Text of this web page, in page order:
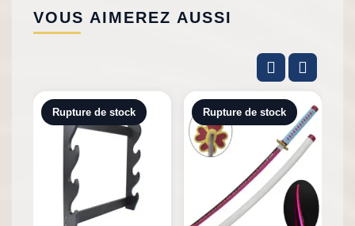
VOUS AIMEREZ AUSSI
Rupture de stock Rupture de stock